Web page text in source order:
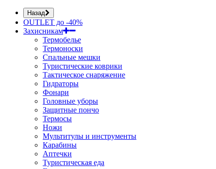
Назад
OUTLET до -40%
Захисникам
Термобелье
Термоноски
Спальные мешки
Туристические коврики
Тактическое снаряжение
Гидраторы
Фонари
Головные уборы
Защитные пончо
Термосы
Ножи
Мультитулы и инструменты
Карабины
Аптечки
Туристическая еда